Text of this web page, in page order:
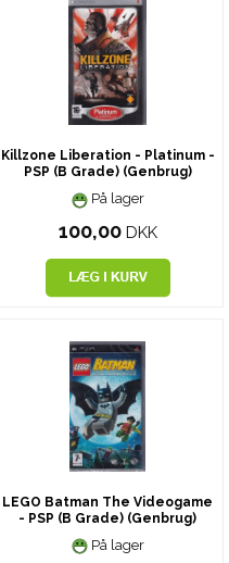
Killzone Liberation - Platinum -
PSP (B Grade) (Genbrug)
På lager
100,00 DKK
LEGO Batman The Videogame
- PSP (B Grade) (Genbrug)
På lager